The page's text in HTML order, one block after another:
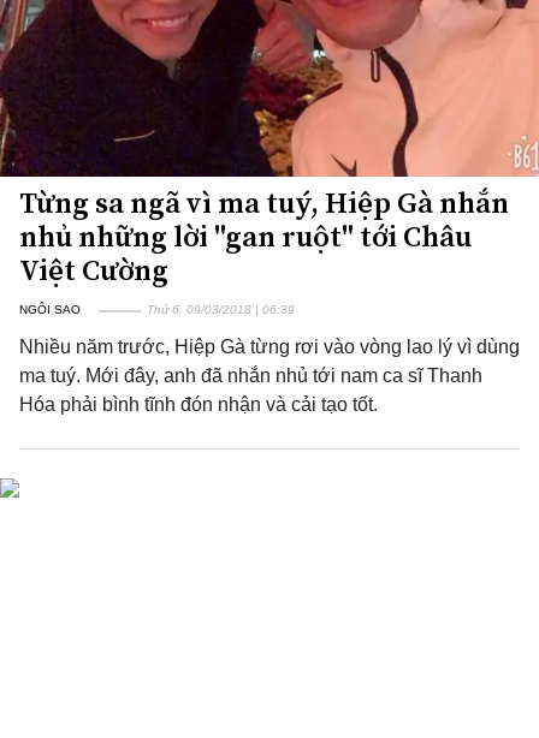
Từng sa ngã vì ma tuý, Hiệp Gà nhắn
nhủ những lời "gan ruột" tới Châu
Việt Cường
NGÔI SAO Thứ 6, 09/03/2018 | 06:39
Nhiều năm trước, Hiệp Gà từng rơi vào vòng lao lý vì dùng
ma tuý. Mới đây, anh đã nhắn nhủ tới nam ca sĩ Thanh
Hóa phải bình tĩnh đón nhận và cải tạo tốt.